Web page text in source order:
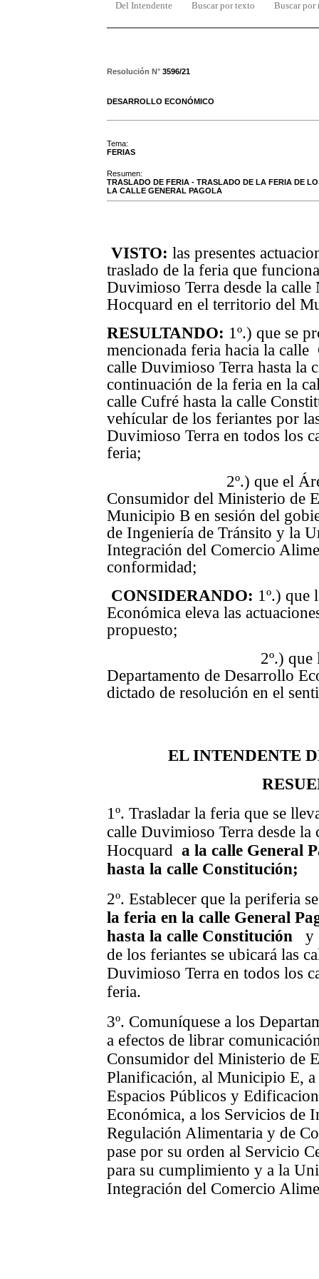
Del Intendente Buscar por texto Buscar por
Resolución N° 3596/21
DESARROLLO ECONÓMICO
Tema:
FERIAS
Resumen:
TRASLADO DE FERIA - TRASLADO DE LA FERIA DE
LA CALLE GENERAL PAGOLA
VISTO: las presentes
traslado de la feria que
Duvimioso Terra desde la calle
Hocquard en el territorio del
RESULTANDO: 1º.) que se
mencionada feria hacia la calle
calle Duvimioso Terra hasta la
continuación de la feria en la
calle Cufré hasta la calle
vehícular de los feriantes por
Duvimioso Terra en todos los
feria;
2º.) que el Área de
Consumidor del Ministerio de
Municipio B en sesión del
de Ingeniería de Tránsito y la
Integración del Comercio
conformidad;
CONSIDERANDO: 1º.) que
Económica eleva las
propuesto;
2º.) que la
Departamento de Desarrollo
dictado de resolución en el
EL INTENDENTE
1º. Trasladar la feria que se
calle Duvimioso Terra desde la
Hocquard a la calle General
hasta la calle Constitución;
2º. Establecer que la periferia
la feria en la calle General
hasta la calle Constitución y
de los feriantes se ubicará las
Duvimioso Terra en todos los
feria.
3º. Comuníquese a los
a efectos de librar
Consumidor del Ministerio de
Planificación, al Municipio E,
Espacios Públicos y
Económica, a los Servicios de
Regulación Alimentaria y de
pase por su orden al Servicio
para su cumplimiento y a la
Integración del Comercio